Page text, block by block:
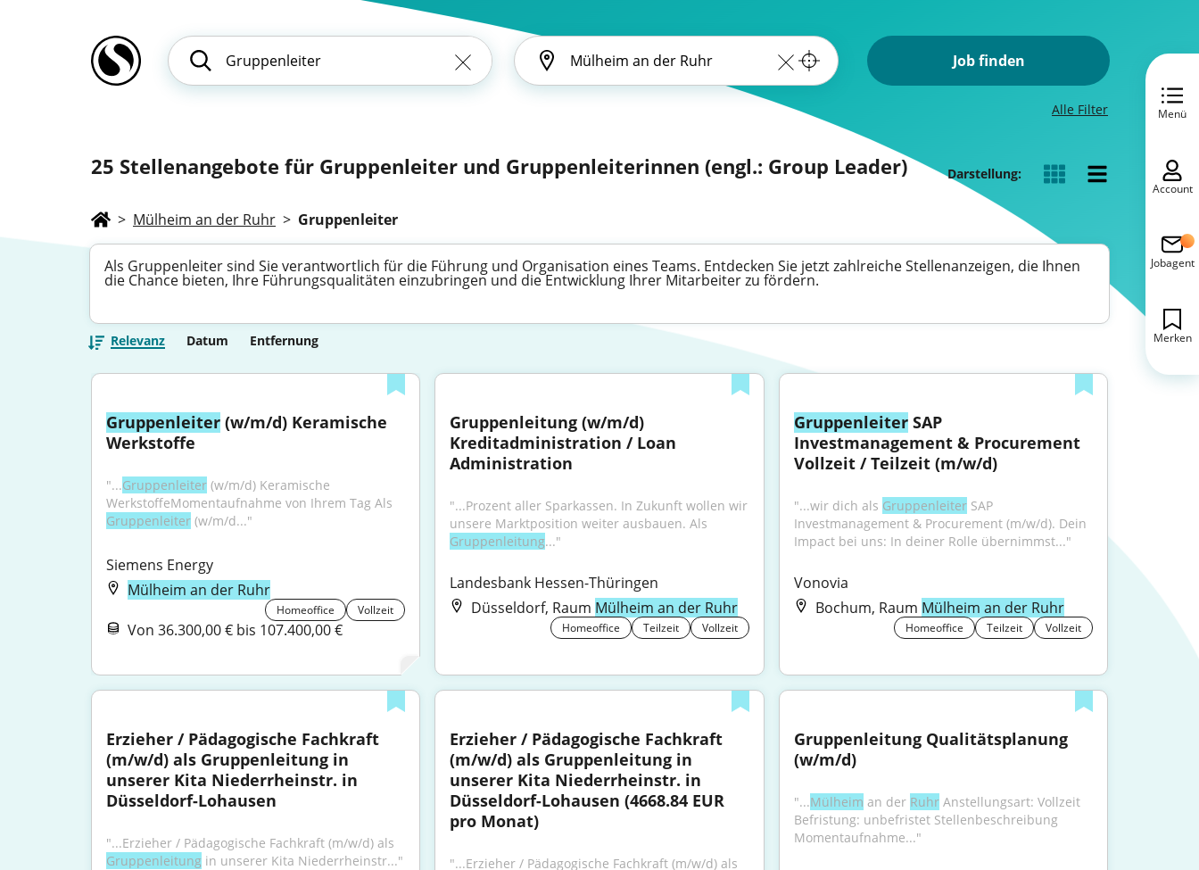
Job finden
Alle Filter
25 Stellenangebote für Gruppenleiter und Gruppenleiterinnen (engl.: Group Leader) Darstellung:
> Mülheim an der Ruhr > Gruppenleiter
Als Gruppenleiter sind Sie verantwortlich für die Führung und Organisation eines Teams. Entdecken Sie jetzt zahlreiche Stellenanzeigen, die Ihnen
die Chance bieten, Ihre Führungsqualitäten einzubringen und die Entwicklung Ihrer Mitarbeiter zu fördern.
Relevanz Datum Entfernung
Gruppenleiter (w/m/d) Keramische
Werkstoffe
"...Gruppenleiter (w/m/d) Keramische
Gruppenleiter (w/m/d..."
Siemens Energy
Mülheim an der Ruhr
Homeoffice Vollzeit
Von 36.300,00 € bis 107.400,00 €
Gruppenleitung (w/m/d)
Kreditadministration / Loan
Administration
"...Prozent aller Spar­kassen. In Zukunft wollen wir
Gruppenleitung..."
Landesbank Hessen-Thüringen
Düsseldorf, Raum Mülheim an der Ruhr
Homeoffice Teilzeit Vollzeit
Gruppenleiter SAP
Investmanagement & Procurement
Vollzeit / Teilzeit (m/w/d)
"...wir dich als Gruppenleiter SAP
Investmanagement & Procurement (m/w/d). Dein
Impact bei uns: In deiner Rolle übernimmst..."
Vonovia
Bochum, Raum Mülheim an der Ruhr
Homeoffice Teilzeit Vollzeit
Erzieher / Pädagogische Fachkraft
(m/w/d) als Gruppenleitung in
unserer Kita Niederrheinstr. in
Düsseldorf-Lohausen
Gruppenleitung in unserer Kita Niederrheinstr..."
Erzieher / Pädagogische Fachkraft
(m/w/d) als Gruppenleitung in
unserer Kita Niederrheinstr. in
Düsseldorf-Lohausen (4668.84 EUR
pro Monat)
Gruppenleitung Qualitätsplanung
(w/m/d)
"...Mülheim an der Ruhr Anstellungsart: Vollzeit
Befristung: unbefristet Stellenbeschreibung
Momentaufnahme..."
Menü
Account
Jobagent
Merken